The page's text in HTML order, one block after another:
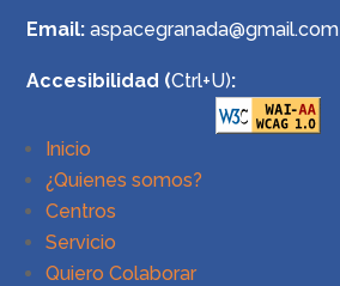
Email: aspacegranada@gmail.com
Accesibilidad (Ctrl+U):
Inicio
¿Quienes somos?
Centros
Servicio
Quiero Colaborar